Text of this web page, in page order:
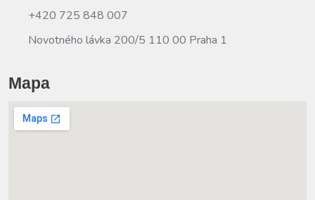
+420 725 848 007
Novotného lávka 200/5 110 00 Praha 1
Mapa